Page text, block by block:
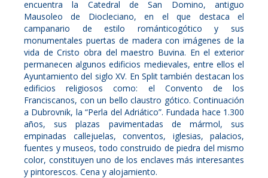
encuentra la Catedral de San Domino, antiguo
Mausoleo de Diocleciano, en el que destaca el
campanario de estilo románticogótico y sus
monumentales puertas de madera con imágenes de la
vida de Cristo obra del maestro Buvina. En el exterior
permanecen algunos edificios medievales, entre ellos el
Ayuntamiento del siglo XV. En Split también destacan los
edificios religiosos como: el Convento de los
Franciscanos, con un bello claustro gótico. Continuación
a Dubrovnik, la “Perla del Adriático”. Fundada hace 1.300
años, sus plazas pavimentadas de mármol, sus
empinadas callejuelas, conventos, iglesias, palacios,
fuentes y museos, todo construido de piedra del mismo
color, constituyen uno de los enclaves más interesantes
y pintorescos. Cena y alojamiento.